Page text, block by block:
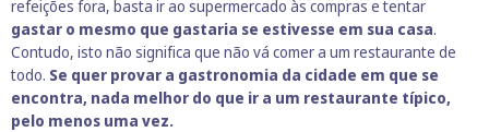
refeições fora, basta ir ao supermercado às compras e tentar
gastar o mesmo que gastaria se estivesse em sua casa.
Contudo, isto não significa que não vá comer a um restaurante de
todo. Se quer provar a gastronomia da cidade em que se
encontra, nada melhor do que ir a um restaurante típico,
pelo menos uma vez.